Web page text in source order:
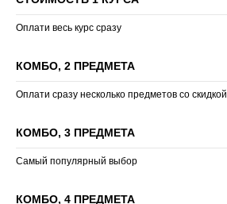
Оплати весь курс сразу
КОМБО, 2 ПРЕДМЕТА
Оплати сразу несколько предметов со скидкой
КОМБО, 3 ПРЕДМЕТА
Самый популярный выбор
КОМБО, 4 ПРЕДМЕТА